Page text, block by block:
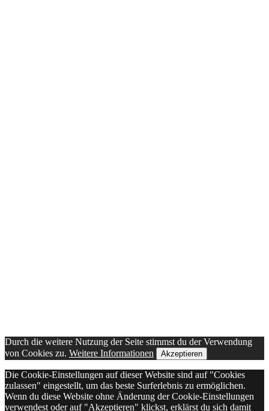
Durch die weitere Nutzung der Seite stimmst du der Verwendung
von Cookies zu. Weitere Informationen Akzeptieren
Die Cookie-Einstellungen auf dieser Website sind auf "Cookies
zulassen" eingestellt, um das beste Surferlebnis zu ermöglichen.
Wenn du diese Website ohne Änderung der Cookie-Einstellungen
verwendest oder auf "Akzeptieren" klickst, erklärst du sich damit